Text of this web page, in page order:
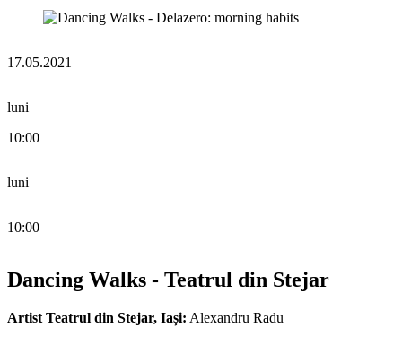
17.05.2021
luni
10:00
luni
10:00
Dancing Walks - Teatrul din Stejar
Artist Teatrul din Stejar, Iași: Alexandru Radu